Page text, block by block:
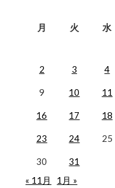
月 火 水
2 3 4
9 10 11
16 17 18
23 24 25
30
31
« 11月
1月 »